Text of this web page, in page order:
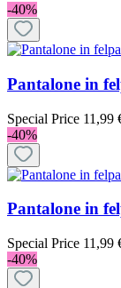
-40%
Pantalone in
Special Price 11,99
-40%
Pantalone in
Special Price 11,99
-40%